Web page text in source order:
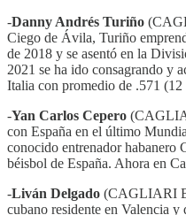
-Danny Andrés Turiño
Ciego de Ávila, Turiño
de 2018 y se asentó en la
2021 se ha ido consagrando y
Italia con promedio de .571 (12
-Yan Carlos Cepero
con España en el último
conocido entrenador habanero
béisbol de España. Ahora en
-Liván Delgado (CAGLIARI
cubano residente en Valencia